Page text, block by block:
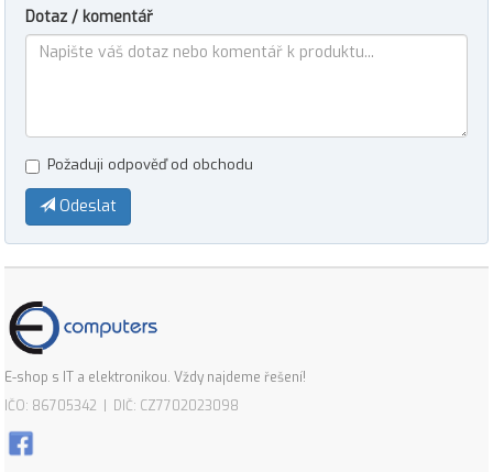
Dotaz / komentář
Požaduji odpověď od obchodu
Odeslat
E-shop s IT a elektronikou. Vždy najdeme řešení!
IČO: 86705342 | DIČ: CZ7702023098